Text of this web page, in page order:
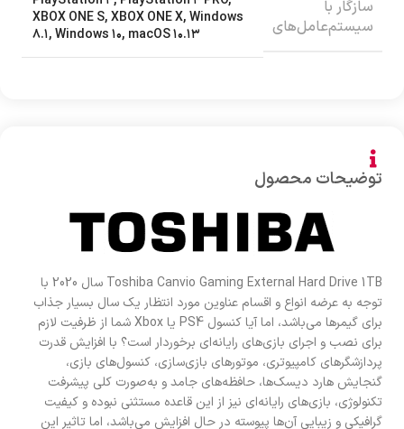
توضیحات محصول
Toshiba Canvio Gaming External Hard Drive 1TB سال 2020 با
توجه به عرضه انواع و اقسام عناوین مورد انتظار یک سال بسیار جذاب
برای گیمرها می‌باشد، اما آیا کنسول PS4 یا Xbox شما از ظرفیت لازم
برای نصب و اجرای بازی‌های رایانه‌ای برخوردار است؟ با افزایش قدرت
پردازشگرهای کامپیوتری، موتورهای بازی‌سازی، کنسول‌های بازی،
گنجایش هارد دیسک‌ها، حافظه‌های جامد و به‌صورت کلی پیشرفت
تکنولوژی، بازی‌های رایانه‌ای نیز از این قاعده مستثنی نبوده و کیفیت
گرافیکی و زیبایی آن‌ها پیوسته در حال افزایش می‌باشد، اما تاثیر این
سازگار با
سیستم‌عامل‌های
XBOX ONE S,XBOX ONE X,Windows
۸.۱,Windows ۱۰, macOS ۱۰.۱۳